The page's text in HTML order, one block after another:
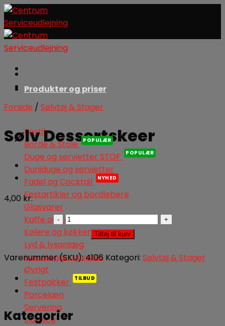
Skip
to
content
Produkter og priser
Bestik
Borde & Stole
Duge og servietter STOF
Duniduge og servietter
Fadøl og Cocktail
Festartikler og bordløbere
Glasvarer
Kaffe og Te
Kølere og køkkenudstyr
Lyd & lysanlæg
Lysestager og vaser
Øvrigt
Festpakker
Porcelæn
Servering
Slushice
Forside / Sølvtøj & Stager
Sølv Dessertskeer
4,00 kr.
Sølv
Dessertskeer
antal
Tilføj til kurv
Varenummer (SKU):4106 Kategori: Sølvtøj & Stager
Kategorier